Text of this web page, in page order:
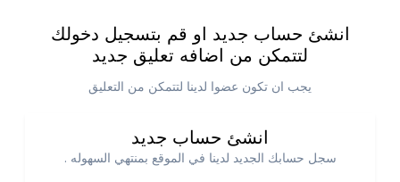
انشئ حساب جديد او قم بتسجيل دخولك
لتتمكن من اضافه تعليق جديد
يجب ان تكون عضوا لدينا لتتمكن من التعليق
انشئ حساب جديد
سجل حسابك الجديد لدينا في الموقع بمنتهي السهوله .